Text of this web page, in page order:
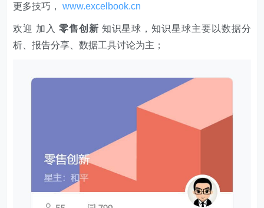
更多技巧，www.excelbook.cn
欢迎 加入 零售创新 知识星球，知识星球主要以数据分
析、报告分享、数据工具讨论为主；